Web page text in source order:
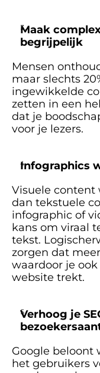
Maak
begrijpelijk
Mensen
maar slechts
ingewikkelde
zetten in een
dat je
voor je lezers.
Infographics
Visuele content
dan tekstuele
infographic of
kans om viraal
tekst.
zorgen dat
waardoor je
website trekt.
Verhoog je
Google beloont
het gebruikers